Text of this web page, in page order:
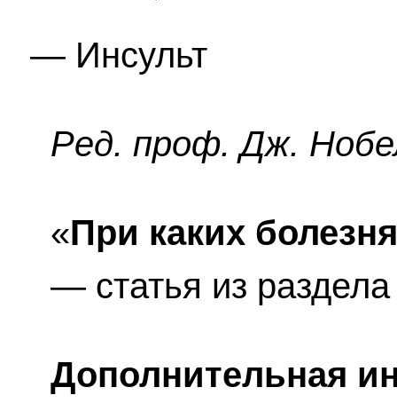
Инсульт
Ред. проф. Дж.
«При каких
— статья из
Дополнительная